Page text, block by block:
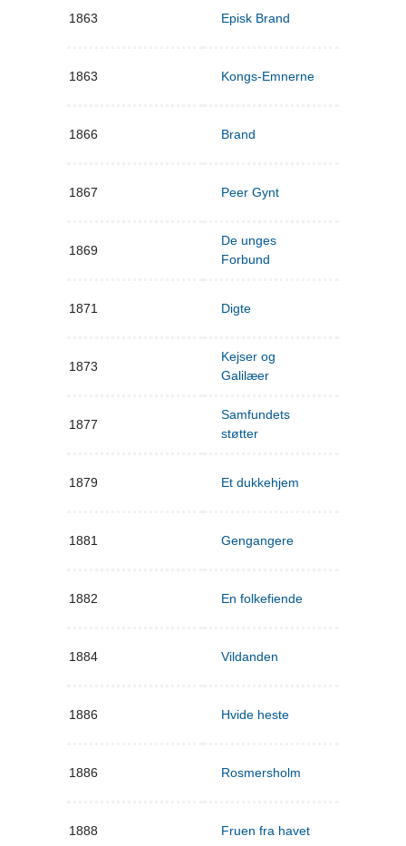
1863 Episk Brand
1863 Kongs-Emnerne
1866 Brand
1867 Peer Gynt
1869
De unges
Forbund
1871 Digte
1873
Kejser og
Galilæer
1877
Samfundets
støtter
1879 Et dukkehjem
1881 Gengangere
1882 En folkefiende
1884 Vildanden
1886 Hvide heste
1886 Rosmersholm
1888 Fruen fra havet